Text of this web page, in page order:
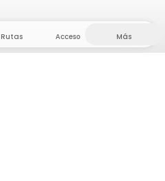
Rutas Acceso Más